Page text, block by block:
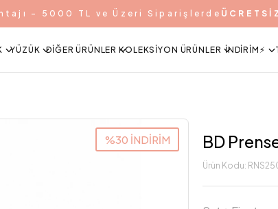
- 5000 TL ve Üzeri Siparişlerde
YÜZÜK DIĞER ÜRÜNLER KOLEKSIYON ÜRÜNLER İNDIRIM⚡️
%30 İNDİRİM BD
Ürün Kodu: